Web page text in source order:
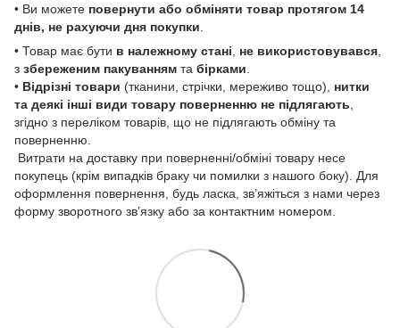
• Ви можете повернути або обміняти товар протягом 14
днів, не рахуючи дня покупки
• Товар має бути в належному стані не використовувався
з збереженим пакуванням та бірками
• Відрізні товари (тканини, стрічки, мереживо тощо), нитки
та деякі інші види товару поверненню не підлягають
згідно з переліком товарів, що не підлягають обміну та
поверненню.
Витрати на доставку при поверненні/обміні товару несе
покупець (крім випадків браку чи помилки з нашого боку). Для
оформлення повернення, будь ласка, зв’яжіться з нами через
форму зворотного зв’язку або за контактним номером.